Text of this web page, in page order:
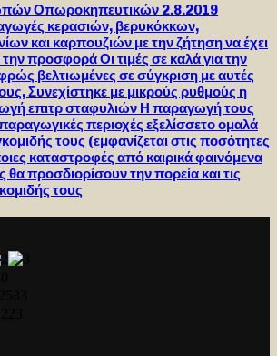
Οπωροκηπευτικών 2.8.2019
κερασιών, βερυκόκκων,
και καρπουζιών με την ζήτηση να έχει
προσφορά Οι τιμές σε καλά για την
βελτιωμένες σε σύγκριση με αυτές
Συνεχίστηκε με μικρούς ρυθμούς η
επιτρ σταφυλιών Η παραγωγή τους
περιοχές εξελίσσετο ομαλά
τους (εμφανίζεται στις ποσότητες
καταστροφές από καιρικά φαινόμενα
θα προσδιορίσουν την πορεία και τις
τους